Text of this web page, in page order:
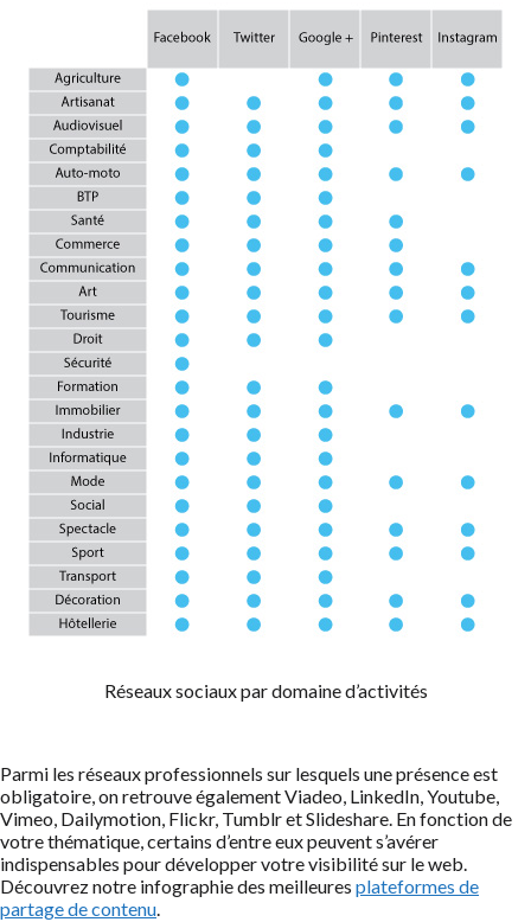
Réseaux sociaux par domaine d’activités
Parmi les réseaux professionnels sur lesquels une présence est
obligatoire, on retrouve également Viadeo, LinkedIn, Youtube,
Vimeo, Dailymotion, Flickr, Tumblr et Slideshare. En fonction de
votre thématique, certains d’entre eux peuvent s’avérer
indispensables pour développer votre visibilité sur le web.
Découvrez notre infographie des meilleures plateformes de
partage de contenu.